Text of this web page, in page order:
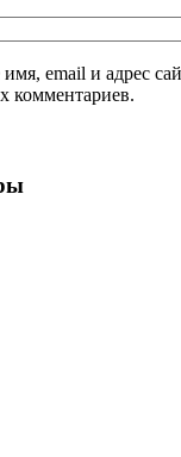
email и адрес
комментариев.